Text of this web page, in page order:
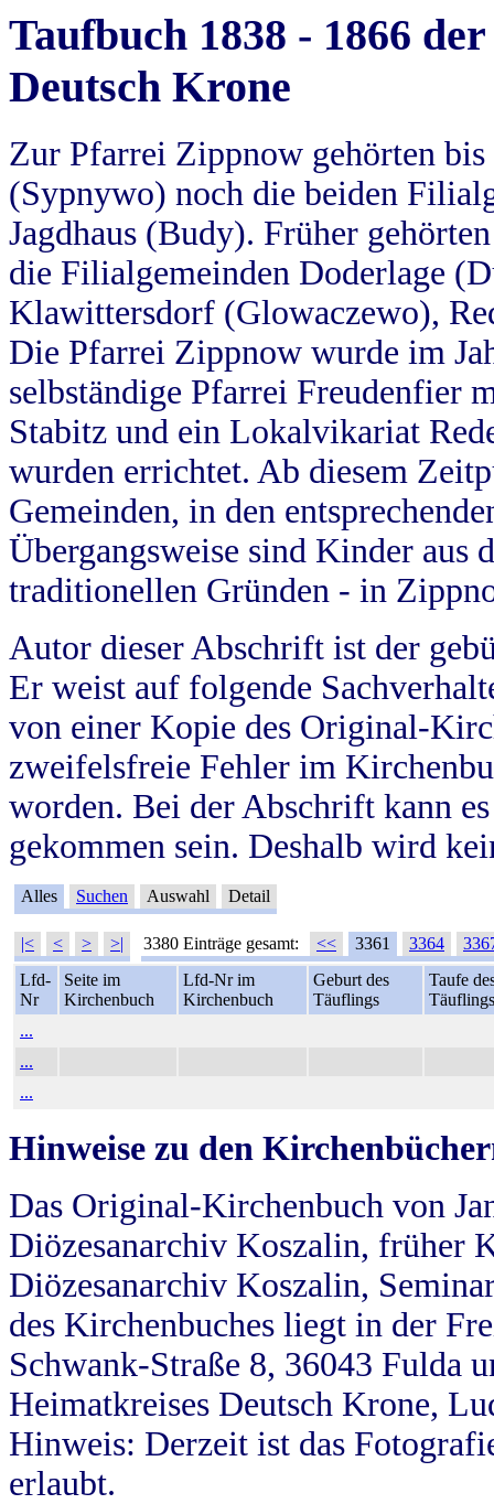
Taufbuch 1838 - 1866
Deutsch Krone
Zur Pfarrei Zippnow gehörten
(Sypnywo) noch die beiden
Jagdhaus (Budy). Früher
die Filialgemeinden Doderlage
Klawittersdorf (Glowaczewo),
Die Pfarrei Zippnow wurde im
selbständige Pfarrei Freudenfier
Stabitz und ein Lokalvikariat
wurden errichtet. Ab diesem
Gemeinden, in den
Übergangsweise sind Kinder aus
traditionellen Gründen - in
Autor dieser Abschrift ist der
Er weist auf folgende
von einer Kopie des Original-
zweifelsfreie Fehler im
worden. Bei der Abschrift kann
gekommen sein. Deshalb wird
Alles Suchen Auswahl Detail
|< < > >| 3380 Einträge gesamt: << 3361 3364
Lfd-
Nr
Seite im
Kirchenbuch
Lfd-Nr im
Kirchenbuch
Geburt des
Täuflings
Taufe
Täuflings
...
...
...
Hinweise zu den
Das Original-Kirchenbuch von
Diözesanarchiv Koszalin, früher
Diözesanarchiv Koszalin,
des Kirchenbuches liegt in der
Schwank-Straße 8, 36043 Fulda
Heimatkreises Deutsch Krone,
Hinweis: Derzeit ist das
erlaubt.